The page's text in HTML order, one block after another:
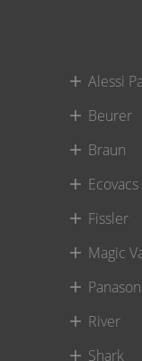
Alessi
Beurer
Braun
Ecovacs
Fissler
Magic
River
Shark